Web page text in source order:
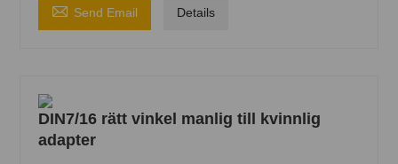
 Send Email Details
DIN7/16 rätt vinkel manlig till kvinnlig
adapter